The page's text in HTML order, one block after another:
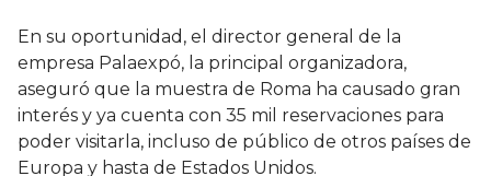
En su oportunidad, el director general de la
empresa Palaexpó, la principal organizadora,
aseguró que la muestra de Roma ha causado gran
interés y ya cuenta con 35 mil reservaciones para
poder visitarla, incluso de público de otros países de
Europa y hasta de Estados Unidos.